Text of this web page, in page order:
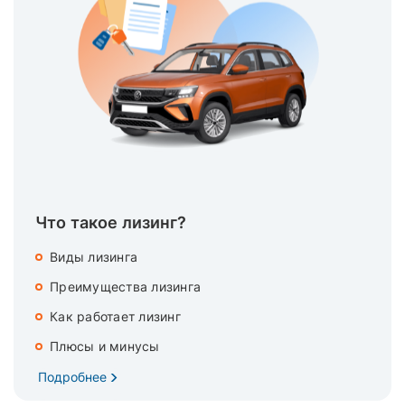
Что такое лизинг?
Виды лизинга
Преимущества лизинга
Как работает лизинг
Плюсы и минусы
Подробнее